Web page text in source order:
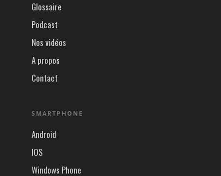
Glossaire
Podcast
Nos vidéos
A propos
Contact
SMARTPHONE
Android
IOS
Windows Phone